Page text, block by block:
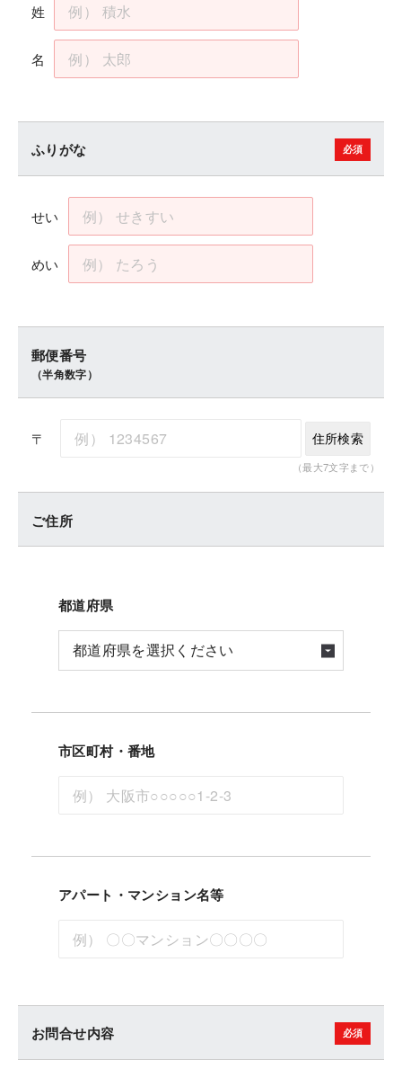
姓
名
ふりがな
せい
めい
郵便番号
（半角数字）
〒
（最大7文字まで）
住所検索
ご住所
都道府県
市区町村・番地
アパート・マンション名等
お問合せ内容